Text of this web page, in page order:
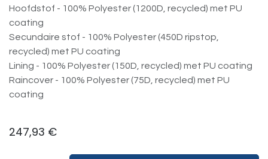
Hoofdstof - 100% Polyester (1200D, recycled) met PU
coating
Secundaire stof - 100% Polyester (450D ripstop,
recycled) met PU coating
Lining - 100% Polyester (150D, recycled) met PU coating
Raincover - 100% Polyester (75D, recycled) met PU
coating
247,93 €